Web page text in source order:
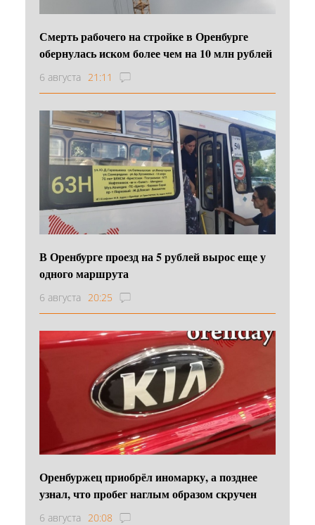
Смерть рабочего на стройке в Оренбурге
обернулась иском более чем на 10 млн рублей
6 августа 21:11
В Оренбурге проезд на 5 рублей вырос еще у
одного маршрута
6 августа 20:25
Оренбуржец приобрёл иномарку, а позднее
узнал, что пробег наглым образом скручен
6 августа 20:08